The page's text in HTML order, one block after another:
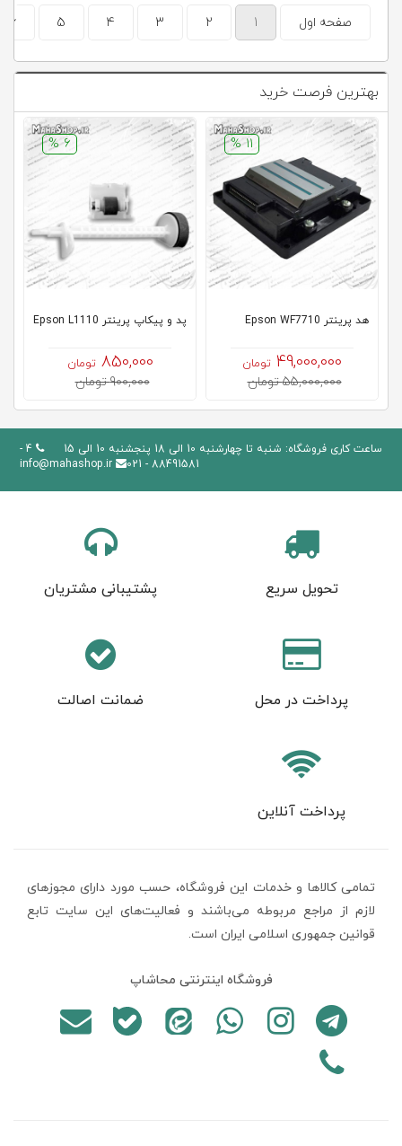
صفحه اول 1
2
3
4
5
6
بهترین فرصت خرید
11 %
هد پرینتر Epson WF7710
49,000,000 تومان
55,000,000 تومان
6 %
پد و پیکاپ پرینتر Epson L1110
850,000 تومان
900,000 تومان
ساعت کاری فروشگاه: شنبه تا چهارشنبه 10 الی 18 پنجشنبه 10 الی 15
4 -
88491581 - 021
info@mahashop.ir
تحویل سریع پشتیبانی مشتریان
پرداخت در محل ضمانت اصالت
پرداخت آنلاین
تمامی كالاها و خدمات اين فروشگاه، حسب مورد دارای مجوزهای
لازم از مراجع مربوطه می‌باشند و فعاليت‌های اين سايت تابع
قوانين جمهوری اسلامی ایران است.
فروشگاه اینترنتی محاشاپ